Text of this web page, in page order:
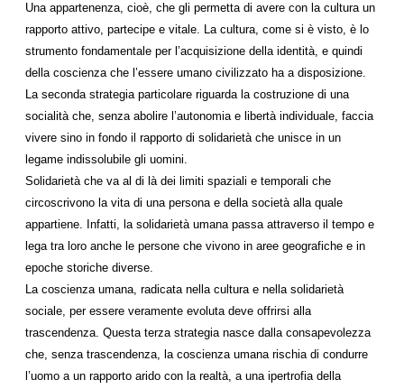
Una appartenenza, cioè, che gli permetta di avere con la cultura un
rapporto attivo, partecipe e vitale. La cultura, come si è visto, è lo
strumento fondamentale per l’acquisizione della identità, e quindi
della coscienza che l’essere umano civilizzato ha a disposizione.
La seconda strategia particolare riguarda la costruzione di una
socialità che, senza abolire l’autonomia e libertà individuale, faccia
vivere sino in fondo il rapporto di solidarietà che unisce in un
legame indissolubile gli uomini.
Solidarietà che va al di là dei limiti spaziali e temporali che
circoscrivono la vita di una persona e della società alla quale
appartiene. Infatti, la solidarietà umana passa attraverso il tempo e
lega tra loro anche le persone che vivono in aree geografiche e in
epoche storiche diverse.
La coscienza umana, radicata nella cultura e nella solidarietà
sociale, per essere veramente evoluta deve offrirsi alla
trascendenza. Questa terza strategia nasce dalla consapevolezza
che, senza trascendenza, la coscienza umana rischia di condurre
l’uomo a un rapporto arido con la realtà, a una ipertrofia della